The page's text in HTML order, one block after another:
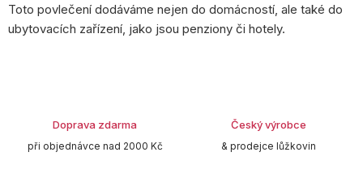
Toto povlečení dodáváme nejen do domácností, ale také do
ubytovacích zařízení, jako jsou penziony či hotely.
Doprava zdarma
při objednávce nad 2000 Kč
Český výrobce
& prodejce lůžkovin